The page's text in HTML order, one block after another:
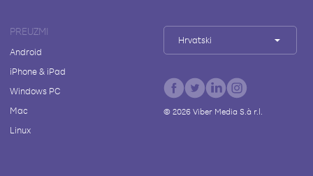
PREUZMI
Android
iPhone & iPad
Windows PC
Mac
Linux
Hrvatski
© 2026Viber Media S.à r.l.